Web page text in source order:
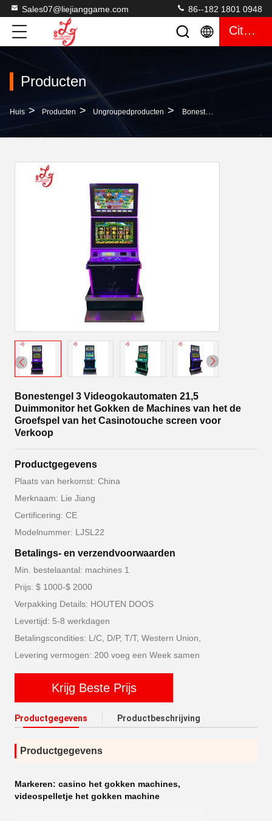
Sales07@liejianggame.com 86--182 1801 0948
Citaat
Producten
Huis > Producten > Ungroupedproducten > Bonestengel 3 Videogokautomaten 21,5 Duimmonitor Het Gokken De Machines Van Het De Groefspel Van Het Casinotouche Screen Voor Verkoop
Bonestengel 3 Videogokautomaten 21,5
Duimmonitor het Gokken de Machines van het de
Groefspel van het Casinotouche screen voor
Verkoop
Productgegevens
Plaats van herkomst: China
Merknaam: Lie Jiang
Certificering: CE
Modelnummer: LJSL22
Betalings- en verzendvoorwaarden
Min. bestelaantal: machines 1
Prijs: $ 1000-$ 2000
Verpakking Details: HOUTEN DOOS
Levertijd: 5-8 werkdagen
Betalingscondities: L/C, D/P, T/T, Western Union,
Levering vermogen: 200 voeg een Week samen
Krijg Beste Prijs
Productgegevens Productbeschrijving
Productgegevens
Markeren: casino het gokken machines,
videospelletje het gokken machine